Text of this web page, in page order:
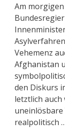
Am
Vehemenz
Afghanistan
den Diskurs
letztlich
uneinlösbare
realpolitisch